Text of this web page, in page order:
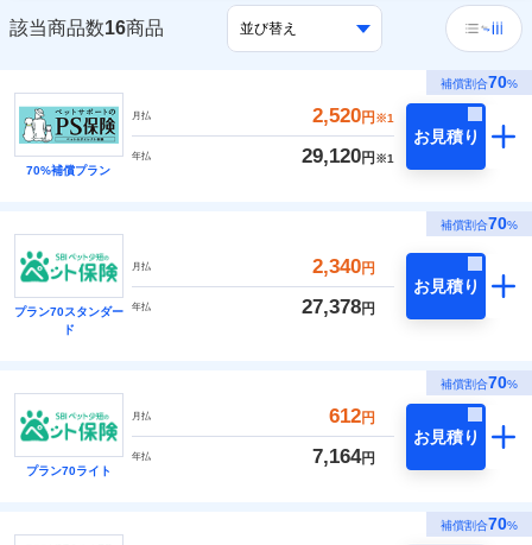
該当商品数16商品
補償割合70%
70%補償プラン
月払 2,520円 ※1
年払 29,120円 ※1
お見積り
補償割合70%
プラン70スタンダー
ド
月払 2,340円
年払 27,378円
お見積り
補償割合70%
プラン70ライト
月払 612円
年払 7,164円
お見積り
補償割合70%